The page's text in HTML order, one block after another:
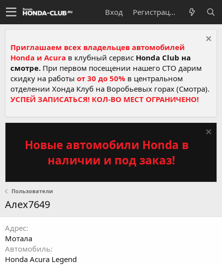
Вход Регистрация
Приглашаем всех владельцев автомобилей
Honda и Acura в клубный сервис Honda Club на
смотре. При первом посещении нашего СТО дарим
скидку на работы от 30 до 50% в центральном
отделении Хонда Клуб на Воробьевых горах (Смотра).
УСПЕЙ ЗАПИСАТЬСЯ! КОЛ-ВО МЕСТ ОГРАНИЧЕНО!
Новые автомобили Honda в
наличии и под заказ!
Пользователи
Алех7649
Адрес
Мотала
Автомобиль
Honda Acura Legend